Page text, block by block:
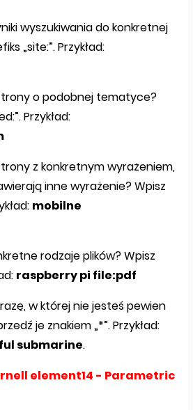
wyszukiwania do konkretnej
„site:”. Przykład:
o podobnej tematyce?
Przykład:
z konkretnym wyrażeniem,
inne wyrażenie? Wpisz
mobilne
rodzaje plików? Wpisz
raspberry pi file:pdf
w której nie jesteś pewien
je znakiem „*”. Przykład:
submarine.
element14 - Parametric